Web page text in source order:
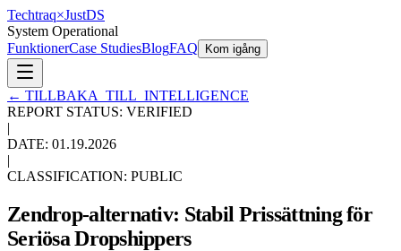
Techtraq×JustDS
System Operational
FunktionerCase StudiesBlogFAQ Kom igång
← TILLBAKA_TILL_INTELLIGENCE
REPORT STATUS: VERIFIED
|
DATE: 01.19.2026
|
CLASSIFICATION: PUBLIC
Zendrop-alternativ: Stabil Prissättning för
Seriösa Dropshippers